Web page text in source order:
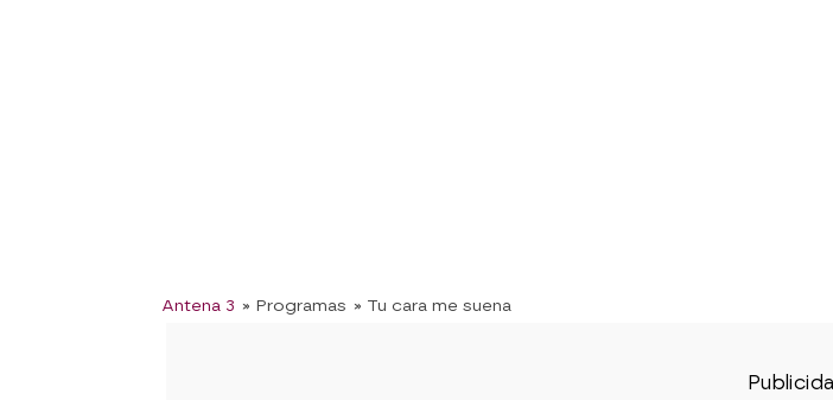
Antena 3 » Programas » Tu cara me suena